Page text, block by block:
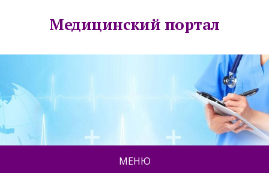
Медицинский портал
МЕНЮ